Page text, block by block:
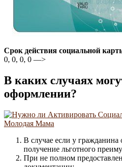
Срок действия социальной
0, 0, 0, 0 —>
В каких случаях
оформлении?
В случае если у гражданина
получение льготного
При не полном